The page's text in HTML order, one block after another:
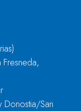
Donostia/San